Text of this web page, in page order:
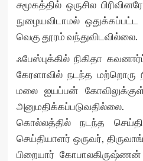
சமூகத்தில் ஒருசில
நுழையவிடாமல்
வெகு தூரம் வந்துவிடவில்லை.
ஃபேஸ்புக்கில் நிகிதா
கேரளாவில் நடந்த மற்றொரு
மலை ஐயப்பன்
கொல்லத்தில் நடந்த
செய்தியாளர் ஒருவர்,
பிறையார்